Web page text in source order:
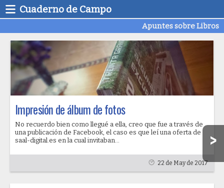
Cuaderno de Campo
Apuntes sobre Libros
Impresión de álbum de fotos
No recuerdo bien como llegué a ella, creo que fue a través de
una publicación de Facebook, el caso es que leí una oferta de
saal-digital.es en la cual invitaban...
22 de May de 2017